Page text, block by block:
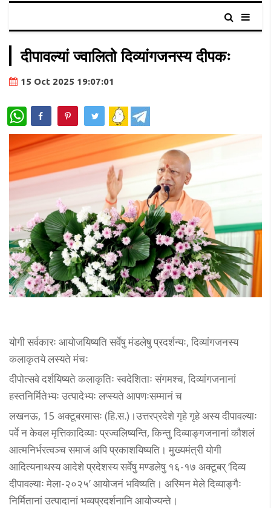
दीपावल्यां ज्वालितो दिव्यांगजनस्य दीपकः
15 Oct 2025 19:07:01
WhatsApp
योगी सर्वकारः आयोजयिष्यति सर्वेषु मंडलेषु प्रदर्शन्यः, दिव्यांगजनस्य
कलाकृतये लस्यते मंचः
दीपोत्सवे दर्शयिष्यते कलाकृतिः स्वदेशिताः संगमश्च, दिव्यांगजनानां
हस्तनिर्मितेभ्यः उत्पादेभ्यः लप्स्यते आपणःसम्मानं च
लखनऊ, 15 अक्टूबरमासः (हि.स.)।उत्तरप्रदेशे गृहे गृहे अस्य दीपावल्याः
पर्वे न केवल मृत्तिकादिव्याः प्रज्वलिष्यन्ति, किन्तु दिव्याङ्गजनानां कौशलं
आत्मनिर्भरत्वञ्च समाजं अपि प्रकाशयिष्यति। मुख्यमंत्री योगी
आदित्यनाथस्य आदेशे प्रदेशस्य सर्वेषु मण्डलेषु १६-१७ अक्टूबर् ‘दिव्य
दीपावल्याः मेला-२०२५’ आयोजनं भविष्यति। अस्मिन मेले दिव्याङ्गैः
निर्मितानां उत्पादानां भव्यप्रदर्शनानि आयोज्यन्ते।